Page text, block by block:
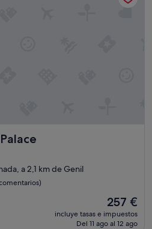
a 2,1 km de Genil
El
precio
actual
257 €
incluye tasas e impuestos
Del 11 ago al 12 ago